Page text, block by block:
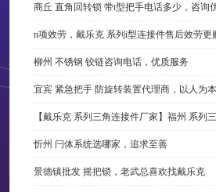
商丘 直角回转锁 带t型把手电话多少，咨询
n项效劳，戴乐克 系列i型连接件售后效劳更
柳州 不锈钢 铰链咨询电话，优质服务
宜宾 紧急把手 防旋转装置代理商，以人为本
【戴乐克 系列三角连接件厂家】福州 系列
忻州 闩体系统选哪家，追求至善
景德镇批发 摇把锁，老武总喜欢找戴乐克